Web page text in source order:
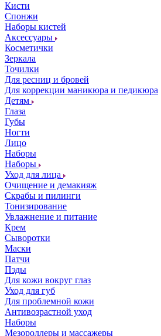
Кисти
Спонжи
Наборы кистей
Аксессуары
Косметички
Зеркала
Точилки
Для ресниц и бровей
Для коррекции маникюра и педикюра
Детям
Глаза
Губы
Ногти
Лицо
Наборы
Наборы
Уход для лица
Очищение и демакияж
Скрабы и пилинги
Тонизирование
Увлажнение и питание
Крем
Сыворотки
Маски
Патчи
Пэды
Для кожи вокруг глаз
Уход для губ
Для проблемной кожи
Антивозрастной уход
Наборы
Мезороллеры и массажеры